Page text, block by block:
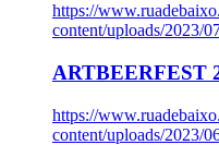
https://
content/uploads/2023/
ARTBEERFEST
https://
content/uploads/2023/